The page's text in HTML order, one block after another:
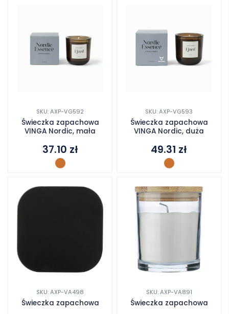
SKU: AXP-VG592
Świeczka zapachowa
VINGA Nordic, mała
37.10 zł
SKU: AXP-VG593
Świeczka zapachowa
VINGA Nordic, duża
49.31 zł
SKU: AXP-VA498
Świeczka zapachowa
SKU: AXP-VA891
Świeczka zapachowa